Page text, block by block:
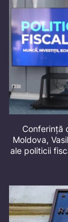
Conferință
Moldova,
ale politicii